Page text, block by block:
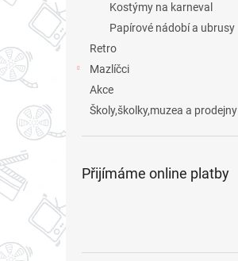
Kostýmy na karneval
Papírové nádobí a ubrusy
Retro
Mazlíčci
Akce
Školy,školky,muzea a prodejny
Přijímáme online platby